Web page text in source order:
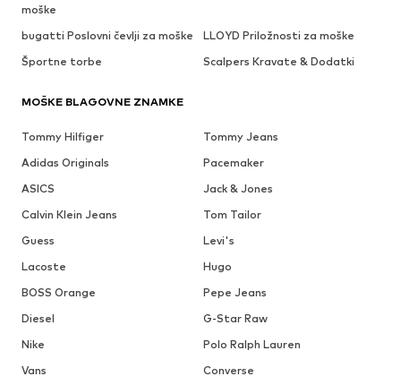
moške
bugatti Poslovni čevlji za moške
LLOYD Priložnosti za moške
Športne torbe
Scalpers Kravate & Dodatki
MOŠKE BLAGOVNE ZNAMKE
Tommy Hilfiger
Tommy Jeans
Adidas Originals
Pacemaker
ASICS
Jack & Jones
Calvin Klein Jeans
Tom Tailor
Guess
Levi's
Lacoste
Hugo
BOSS Orange
Pepe Jeans
Diesel
G-Star Raw
Nike
Polo Ralph Lauren
Vans
Converse